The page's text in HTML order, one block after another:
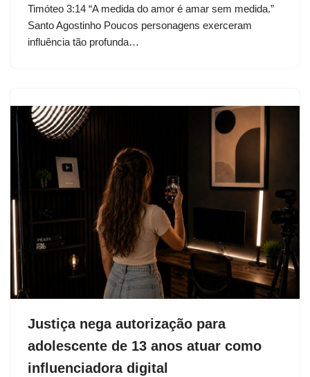
Timóteo 3:14 “A medida do amor é amar sem medida.”
Santo Agostinho Poucos personagens exerceram
influência tão profunda…
Justiça nega autorização para
adolescente de 13 anos atuar como
influenciadora digital